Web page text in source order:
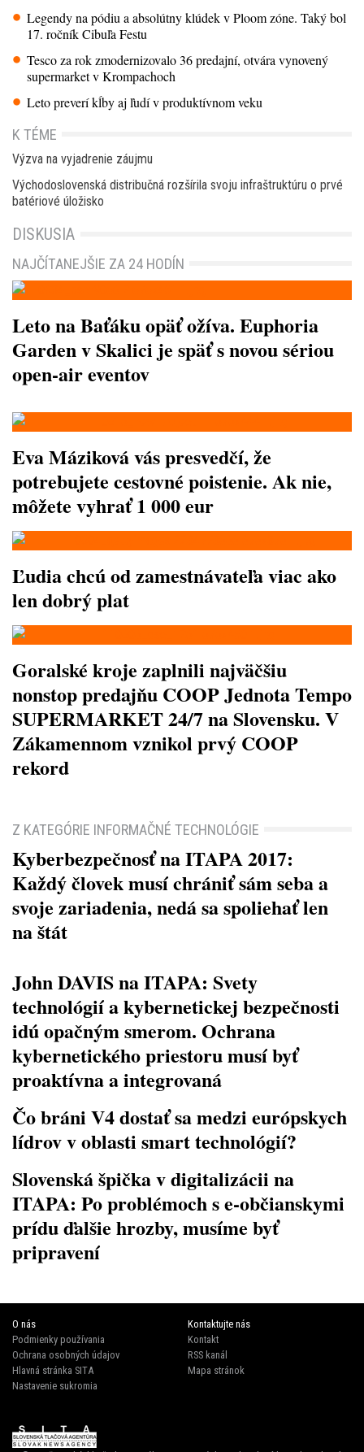
Legendy na pódiu a absolútny klúdek v Ploom zóne. Taký bol
17. ročník Cibuľa Festu
Tesco za rok zmodernizovalo 36 predajní, otvára vynovený
supermarket v Krompachoch
Leto preverí kĺby aj ľudí v produktívnom veku
K TÉME
Výzva na vyjadrenie záujmu
Východoslovenská distribučná rozšírila svoju infraštruktúru o prvé
batériové úložisko
DISKUSIA
NAJČÍTANEJŠIE ZA 24 HODÍN
Leto na Baťáku opäť ožíva. Euphoria
Garden v Skalici je späť s novou sériou
open-air eventov
Eva Máziková vás presvedčí, že
potrebujete cestovné poistenie. Ak nie,
môžete vyhrať 1 000 eur
Ľudia chcú od zamestnávateľa viac ako
len dobrý plat
Goralské kroje zaplnili najväčšiu
nonstop predajňu COOP Jednota Tempo
SUPERMARKET 24/7 na Slovensku. V
Zákamennom vznikol prvý COOP
rekord
Z KATEGÓRIE INFORMAČNÉ TECHNOLÓGIE
Kyberbezpečnosť na ITAPA 2017:
Každý človek musí chrániť sám seba a
svoje zariadenia, nedá sa spoliehať len
na štát
John DAVIS na ITAPA: Svety
technológií a kybernetickej bezpečnosti
idú opačným smerom. Ochrana
kybernetického priestoru musí byť
proaktívna a integrovaná
Čo bráni V4 dostať sa medzi európskych
lídrov v oblasti smart technológií?
Slovenská špička v digitalizácii na
ITAPA: Po problémoch s e-občianskymi
prídu ďalšie hrozby, musíme byť
pripravení
O nás
Podmienky používania
Ochrana osobných údajov
Hlavná stránka SITA
Nastavenie sukromia
Kontaktujte nás
Kontakt
RSS kanál
Mapa stránok